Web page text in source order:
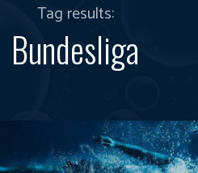
Tag results:
Bundesliga